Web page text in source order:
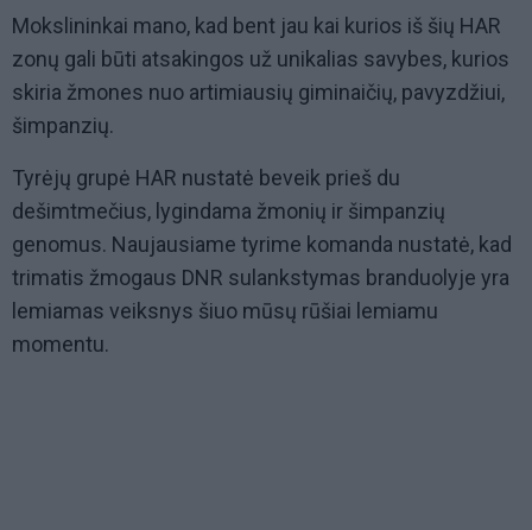
Mokslininkai mano, kad bent jau kai kurios iš šių HAR
zonų gali būti atsakingos už unikalias savybes, kurios
skiria žmones nuo artimiausių giminaičių, pavyzdžiui,
šimpanzių.
Tyrėjų grupė HAR nustatė beveik prieš du
dešimtmečius, lygindama žmonių ir šimpanzių
genomus. Naujausiame tyrime komanda nustatė, kad
trimatis žmogaus DNR sulankstymas branduolyje yra
lemiamas veiksnys šiuo mūsų rūšiai lemiamu
momentu.